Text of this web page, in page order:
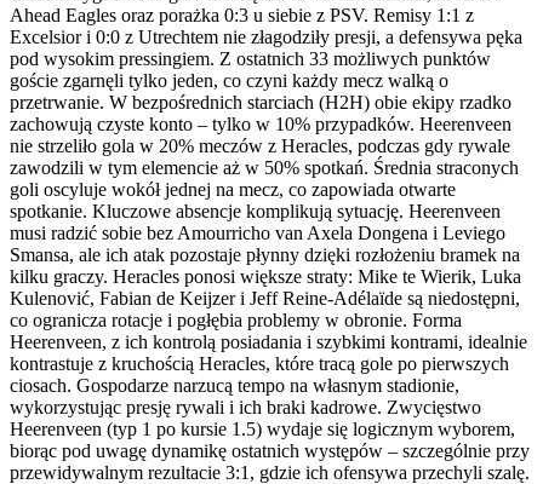
Ahead Eagles oraz porażka 0:3 u siebie z PSV. Remisy 1:1 z
Excelsior i 0:0 z Utrechtem nie złagodziły presji, a defensywa pęka
pod wysokim pressingiem. Z ostatnich 33 możliwych punktów
goście zgarnęli tylko jeden, co czyni każdy mecz walką o
przetrwanie. W bezpośrednich starciach (H2H) obie ekipy rzadko
zachowują czyste konto – tylko w 10% przypadków. Heerenveen
nie strzeliło gola w 20% meczów z Heracles, podczas gdy rywale
zawodzili w tym elemencie aż w 50% spotkań. Średnia straconych
goli oscyluje wokół jednej na mecz, co zapowiada otwarte
spotkanie. Kluczowe absencje komplikują sytuację. Heerenveen
musi radzić sobie bez Amourricho van Axela Dongena i Leviego
Smansa, ale ich atak pozostaje płynny dzięki rozłożeniu bramek na
kilku graczy. Heracles ponosi większe straty: Mike te Wierik, Luka
Kulenović, Fabian de Keijzer i Jeff Reine-Adélaïde są niedostępni,
co ogranicza rotacje i pogłębia problemy w obronie. Forma
Heerenveen, z ich kontrolą posiadania i szybkimi kontrami, idealnie
kontrastuje z kruchością Heracles, które tracą gole po pierwszych
ciosach. Gospodarze narzucą tempo na własnym stadionie,
wykorzystując presję rywali i ich braki kadrowe. Zwycięstwo
Heerenveen (typ 1 po kursie 1.5) wydaje się logicznym wyborem,
biorąc pod uwagę dynamikę ostatnich występów – szczególnie przy
przewidywalnym rezultacie 3:1, gdzie ich ofensywa przechyli szalę.